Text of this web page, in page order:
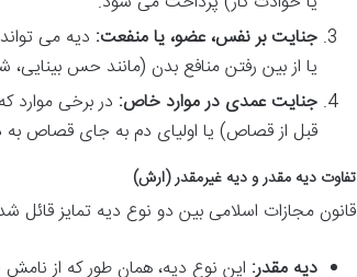
جنایت بر نفس، عضو، یا منفعت: دیه می
یا از بین رفتن منافع بدن (مانند حس
جنایت عمدی در موارد خاص: در برخی موارد
قبل از قصاص) یا اولیای دم به جای قصاص
تفاوت دیه مقدر و دیه غیرمقدر (ارش)
قانون مجازات اسلامی بین دو نوع دیه تمایز قائل
دیه مقدر: این نوع دیه، همان طور که از